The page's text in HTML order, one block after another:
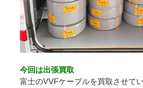
今回は出張買取
富士のVVFケーブルを買取させて